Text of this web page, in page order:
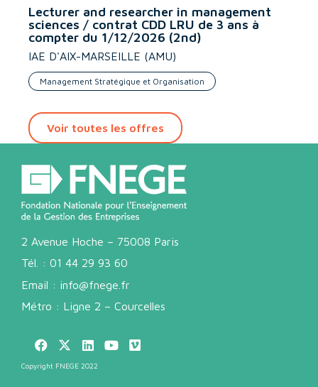
Lecturer and researcher in management
sciences / contrat CDD LRU de 3 ans à
compter du 1/12/2026 (2nd)
IAE D'AIX-MARSEILLE (AMU)
Management Stratégique et Organisation
Voir toutes les offres
2 Avenue Hoche – 75008 Paris
Tél. : 01 44 29 93 60
Email : info@fnege.fr
Métro : Ligne 2 – Courcelles
Copyright FNEGE 2022